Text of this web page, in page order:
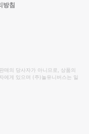
방침
매의 당사자가 아니므로, 상품의
에게 있으며 (주)놀유니버스는 일